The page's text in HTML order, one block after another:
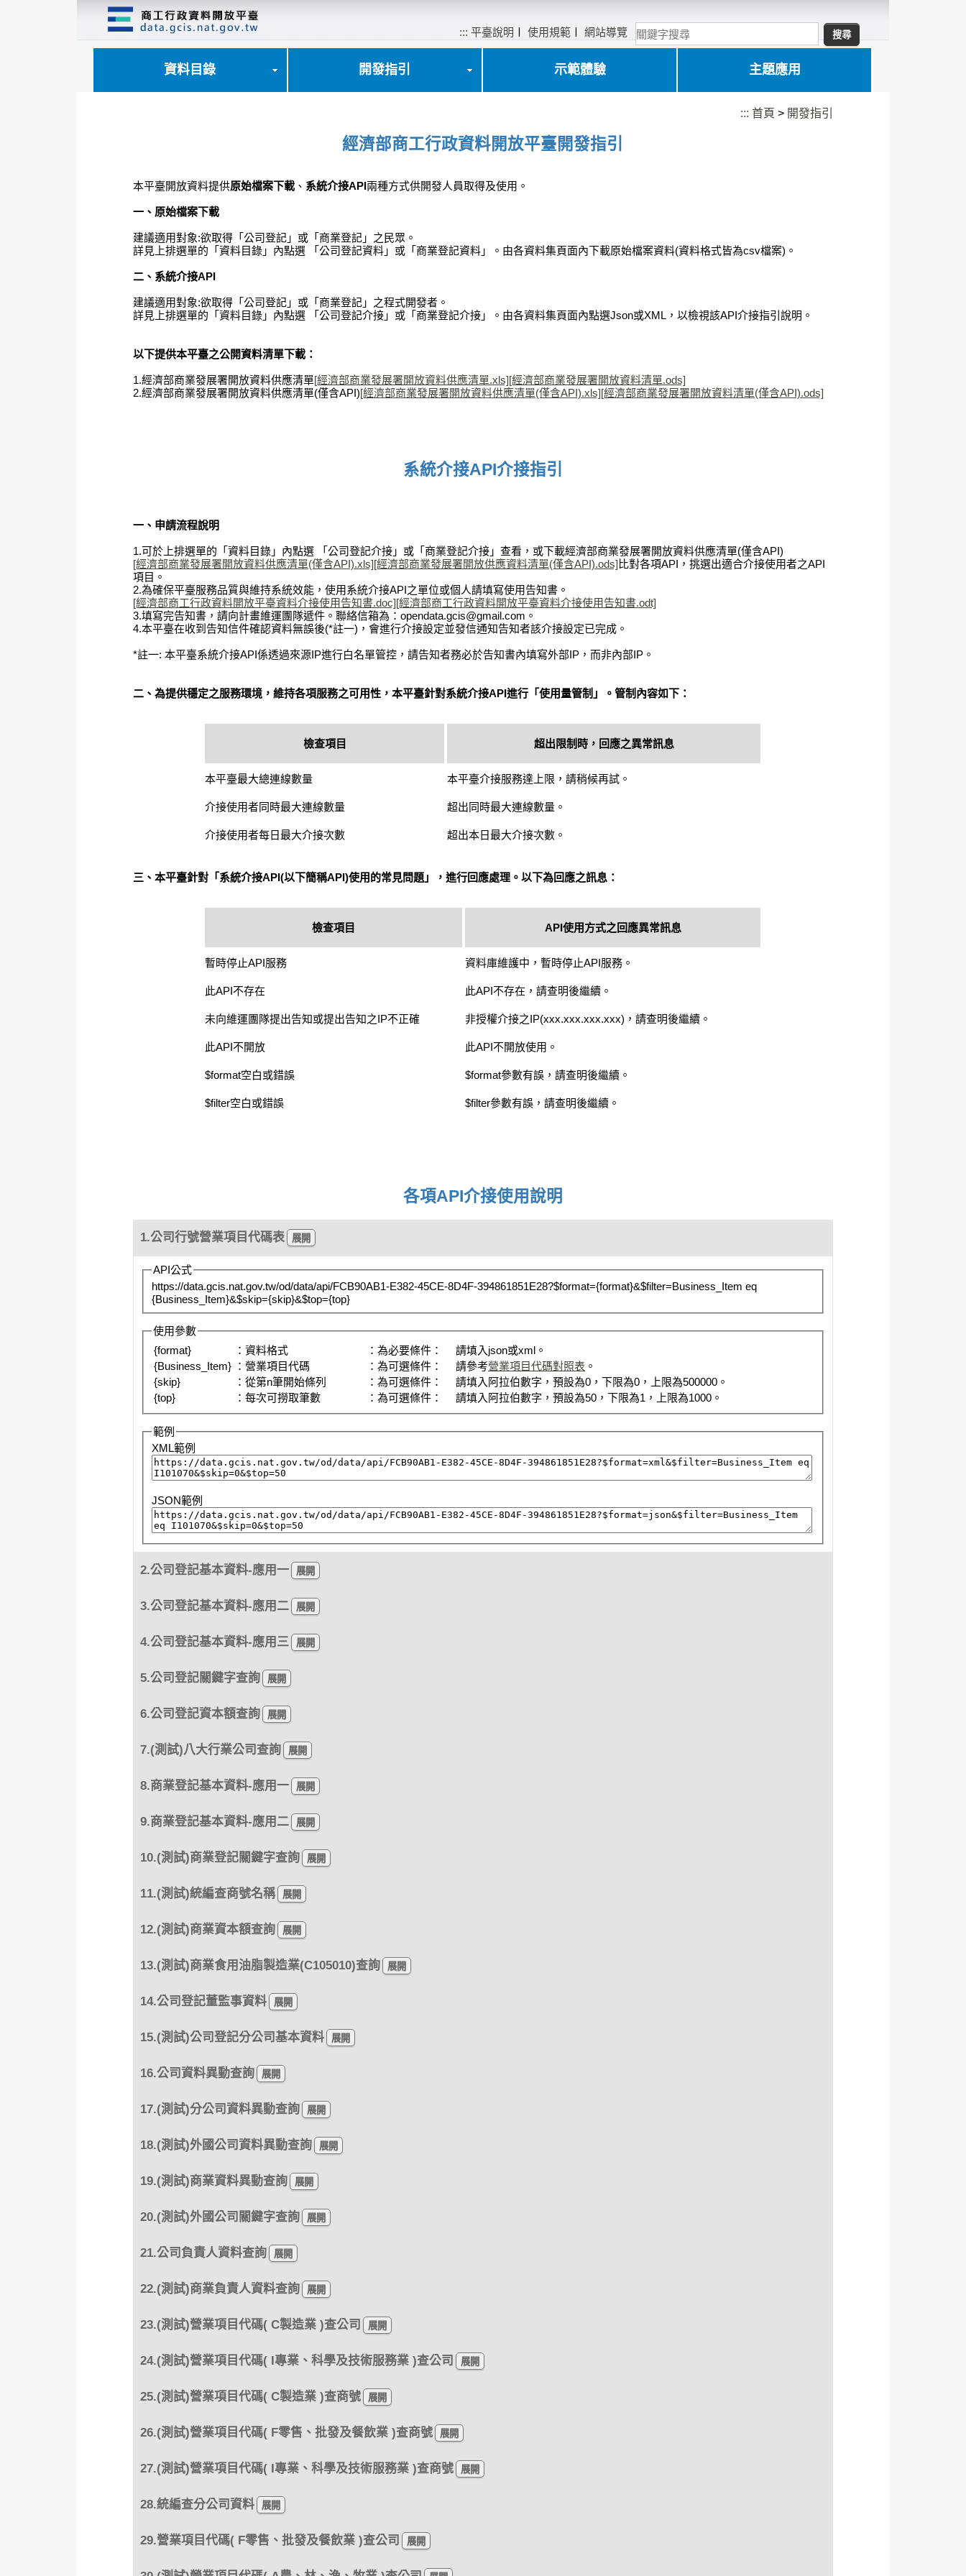
::: 平臺說明 〡使用規範 〡網站導覽
資料目錄 開發指引 示範體驗 主題應用
::: 首頁 > 開發指引
經濟部商工行政資料開放平臺開發指引
本平臺開放資料提供原始檔案下載、 系統介接API 兩種方式供開發人員取得及使用。
一、原始檔案下載
建議適用對象:欲取得「公司登記」或「商業登記」之民眾。
詳見上排選單的「資料目錄」內點選 「公司登記資料」或「商業登記資料」。由各資料集頁面內下載原始檔案資料(資料格式皆為csv檔案)。
二、系統介接API
建議適用對象:欲取得「公司登記」或「商業登記」之程式開發者。
詳見上排選單的「資料目錄」內點選 「公司登記介接」或「商業登記介接」。由各資料集頁面內點選Json或XML，以檢視該API介接指引說明。
以下提供本平臺之公開資料清單下載：
1.經濟部商業發展署開放資料供應清單[經濟部商業發展署開放資料供應清單.xls] [經濟部商業發展署開放資料清單.ods]
2.經濟部商業發展署開放資料供應清單(僅含API)[經濟部商業發展署開放資料供應清單(僅含API).xls] [經濟部商業發展署開放資料清單(僅含API).ods]
系統介接API介接指引
一、申請流程說明
1.可於上排選單的「資料目錄」內點選 「公司登記介接」或「商業登記介接」查看，或下載經濟部商業發展署開放資料供應清單(僅含API)
[經濟部商業發展署開放資料供應清單(僅含API).xls][經濟部商業發展署開放供應資料清單(僅含API).ods] 比對各項API，挑選出適合介接使用者之API
項目。
2.為確保平臺服務品質與維持系統效能，使用系統介接API之單位或個人請填寫使用告知書。
[經濟部商工行政資料開放平臺資料介接使用告知書.doc][經濟部商工行政資料開放平臺資料介接使用告知書.odt]
3.填寫完告知書，請向計畫維運團隊遞件。聯絡信箱為：opendata.gcis@gmail.com。
4.本平臺在收到告知信件確認資料無誤後(*註一)，會進行介接設定並發信通知告知者該介接設定已完成。
*註一: 本平臺系統介接API係透過來源IP進行白名單管控，請告知者務必於告知書內填寫外部IP，而非內部IP。
二、為提供穩定之服務環境，維持各項服務之可用性，本平臺針對系統介接API進行「使用量管制」。管制內容如下：
檢查項目 超出限制時，回應之異常訊息
本平臺最大總連線數量 本平臺介接服務達上限，請稍候再試。
介接使用者同時最大連線數量 超出同時最大連線數量。
介接使用者每日最大介接次數 超出本日最大介接次數。
三、本平臺針對「系統介接API(以下簡稱API)使用的常見問題」，進行回應處理。以下為回應之訊息：
檢查項目 API使用方式之回應異常訊息
暫時停止API服務 資料庫維護中，暫時停止API服務。
此API不存在 此API不存在，請查明後繼續。
未向維運團隊提出告知或提出告知之IP不正確 非授權介接之IP(xxx.xxx.xxx.xxx)，請查明後繼續。
此API不開放 此API不開放使用。
$format空白或錯誤 $format參數有誤，請查明後繼續。
$filter空白或錯誤 $filter參數有誤，請查明後繼續。
各項API介接使用說明
1.公司行號營業項目代碼表
API公式
https://data.gcis.nat.gov.tw/od/data/api/FCB90AB1-E382-45CE-8D4F-394861851E28?$format={format}&$filter=Business_Item eq
{Business_Item}&$skip={skip}&$top={top}
使用參數
{format}
：資料格式 ：為必要條件：
請填入json或xml。
{Business_Item} ：營業項目代碼 ：為可選條件： 請參考營業項目代碼對照表 。
{skip}
：從第n筆開始條列 ：為可選條件：
請填入阿拉伯數字，預設為0，下限為0，上限為500000。
{top}
：每次可撈取筆數 ：為可選條件： 請填入阿拉伯數字，預設為50，下限為1，上限為1000。
範例
XML範例
JSON範例
2.公司登記基本資料-應用一
3.公司登記基本資料-應用二
4.公司登記基本資料-應用三
5.公司登記關鍵字查詢
6.公司登記資本額查詢
7.(測試)八大行業公司查詢
8.商業登記基本資料-應用一
9.商業登記基本資料-應用二
10.(測試)商業登記關鍵字查詢
11.(測試)統編查商號名稱
12.(測試)商業資本額查詢
13.(測試)商業食用油脂製造業(C105010)查詢
14.公司登記董監事資料
15.(測試)公司登記分公司基本資料
16.公司資料異動查詢
17.(測試)分公司資料異動查詢
18.(測試)外國公司資料異動查詢
19.(測試)商業資料異動查詢
20.(測試)外國公司關鍵字查詢
21.公司負責人資料查詢
22.(測試)商業負責人資料查詢
23.(測試)營業項目代碼( C製造業 )查公司
24.(測試)營業項目代碼( I專業、科學及技術服務業 )查公司
25.(測試)營業項目代碼( C製造業 )查商號
26.(測試)營業項目代碼( F零售、批發及餐飲業 )查商號
27.(測試)營業項目代碼( I專業、科學及技術服務業 )查商號
28.統編查分公司資料
29.營業項目代碼( F零售、批發及餐飲業 )查公司